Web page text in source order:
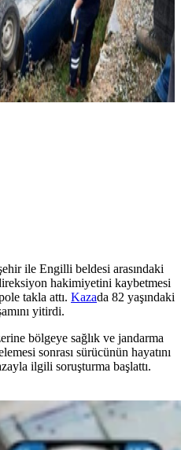
ile Engilli beldesi arasındaki
hakimiyetini kaybetmesi
takla attı. Kazada 82 yaşındaki
yitirdi.
bölgeye sağlık ve jandarma
sonrası sürücünün hayatını
ilgili soruşturma başlattı.